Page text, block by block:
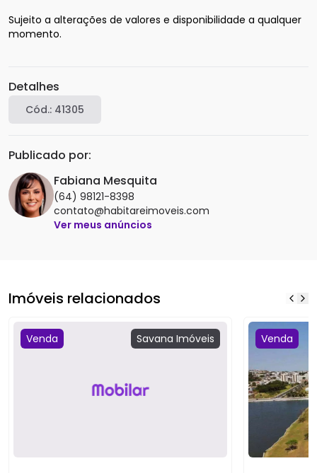
Sujeito a alterações de valores e disponibilidade a qualquer
momento.
Detalhes
Cód.: 41305
Publicado por:
Fabiana Mesquita
(64) 98121-8398
contato@habitareimoveis.com
Ver meus anúncios
Venda Savana Imóveis Venda
Imóveis relacionados